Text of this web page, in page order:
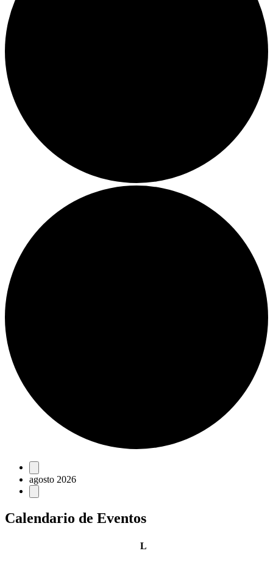
Eventos
agosto 2026
Calendario de Eventos
Llunes